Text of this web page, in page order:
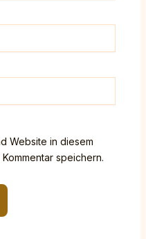
Website in diesem
speichern.